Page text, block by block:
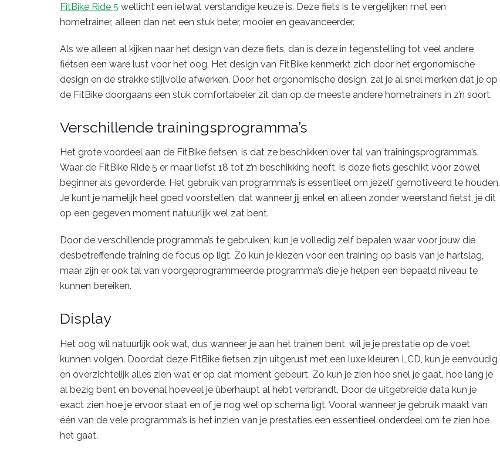
FitBike Ride 5 wellicht een ietwat verstandige keuze is. Deze fiets is te vergelijken met een
hometrainer, alleen dan net een stuk beter, mooier en geavanceerder.
Als we alleen al kijken naar het design van deze fiets, dan is deze in tegenstelling tot veel andere
fietsen een ware lust voor het oog. Het design van FitBike kenmerkt zich door het ergonomische
design en de strakke stijlvolle afwerken. Door het ergonomische design, zal je al snel merken dat je op
de FitBike doorgaans een stuk comfortabeler zit dan op de meeste andere hometrainers in z’n soort.
Verschillende trainingsprogramma’s
Het grote voordeel aan de FitBike fietsen, is dat ze beschikken over tal van trainingsprogramma’s.
Waar de FitBike Ride 5 er maar liefst 18 tot z’n beschikking heeft, is deze fiets geschikt voor zowel
beginner als gevorderde. Het gebruik van programma’s is essentieel om jezelf gemotiveerd te houden.
Je kunt je namelijk heel goed voorstellen, dat wanneer jij enkel en alleen zonder weerstand fietst, je dit
op een gegeven moment natuurlijk wel zat bent.
Door de verschillende programma’s te gebruiken, kun je volledig zelf bepalen waar voor jouw die
desbetreffende training de focus op ligt. Zo kun je kiezen voor een training op basis van je hartslag,
maar zijn er ook tal van voorgeprogrammeerde programma’s die je helpen een bepaald niveau te
kunnen bereiken.
Display
Het oog wil natuurlijk ook wat, dus wanneer je aan het trainen bent, wil je je prestatie op de voet
kunnen volgen. Doordat deze FitBike fietsen zijn uitgerust met een luxe kleuren LCD, kun je eenvoudig
en overzichtelijk alles zien wat er op dat moment gebeurt. Zo kun je zien hoe snel je gaat, hoe lang je
al bezig bent en bovenal hoeveel je überhaupt al hebt verbrandt. Door de uitgebreide data kun je
exact zien hoe je ervoor staat en of je nog wel op schema ligt. Vooral wanneer je gebruik maakt van
één van de vele programma’s is het inzien van je prestaties een essentieel onderdeel om te zien hoe
het gaat.